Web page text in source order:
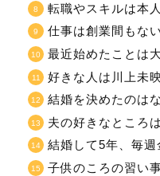
転職やスキルは本
仕事は創業間もな
最近始めたことは
好きな人は川上未
結婚を決めたのは
夫の好きなところ
結婚して5年、毎週
子供のころの習い